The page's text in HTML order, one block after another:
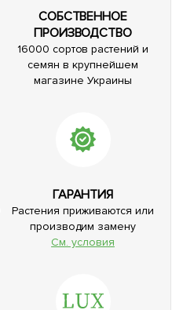
СОБСТВЕННОЕ
ПРОИЗВОДСТВО
16000 сортов растений и
семян в крупнейшем
магазине Украины
ГАРАНТИЯ
Растения приживаются или
производим замену
См. условия